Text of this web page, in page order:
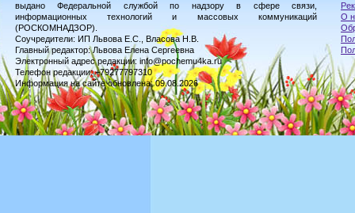
выдано Федеральной службой по надзору в сфере связи,
информационных технологий и массовых коммуникаций
(РОСКОМНАДЗОР).
Соучредители: ИП Львова Е.С., Власова Н.В.
Главный редактор: Львова Елена Сергеевна
Электронный адрес редакции: info@pochemu4ka.ru
Телефон редакции: +79277797310
Информация на сайте обновлена: 09.08.2026
О